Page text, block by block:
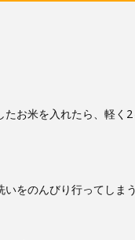
お米を入れたら、軽く
をのんびり行ってしま